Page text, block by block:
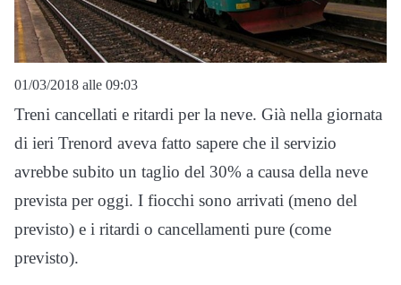
01/03/2018 alle 09:03
Treni cancellati e ritardi per la neve. Già nella giornata
di ieri Trenord aveva fatto sapere che il servizio
avrebbe subito un taglio del 30% a causa della neve
prevista per oggi. I fiocchi sono arrivati (meno del
previsto) e i ritardi o cancellamenti pure (come
previsto).